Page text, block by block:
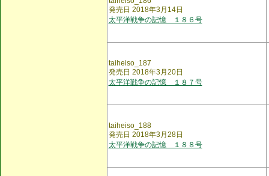
発売日 2018年3月14日
太平洋戦争の記憶 １８６号
taiheiso_187
発売日 2018年3月20日
太平洋戦争の記憶 １８７号
taiheiso_188
発売日 2018年3月28日
太平洋戦争の記憶 １８８号